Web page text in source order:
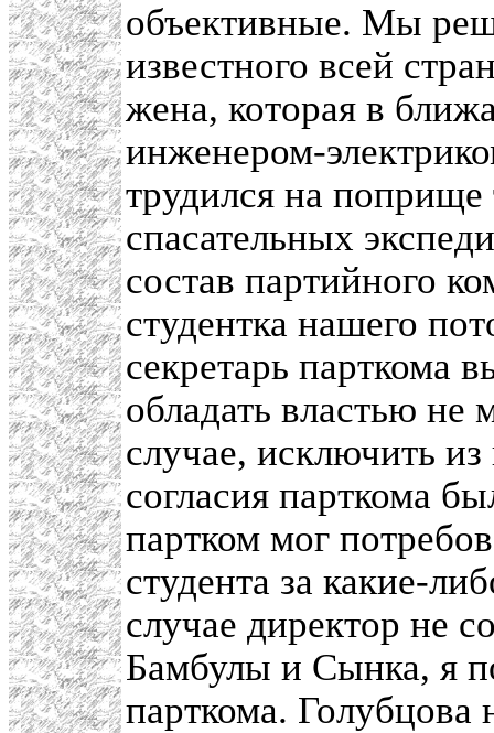
объективные. Мы
известного всей
жена, которая в
инженером-
трудился на
спасательных
состав партийного
студентка нашего
секретарь парткома
обладать властью не
случае, исключить
согласия парткома
партком мог
студента за какие-
случае директор не
Бамбулы и Сынка, я
парткома. Голубцова